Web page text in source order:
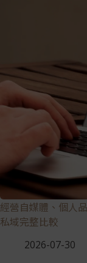
經營自媒體、個人
私域完整比較
2026-07-30